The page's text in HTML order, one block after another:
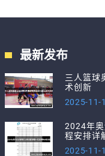
最新发布
三人篮球
术创新
2025-11-
2024年
程安排详
2025-11-